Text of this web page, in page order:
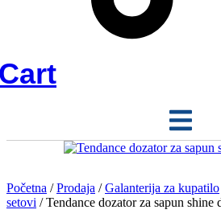
Početna /Prodaja /Galanterija za kupatilo
setovi / Tendance dozator za sapun